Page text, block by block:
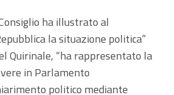
ha illustrato al
la situazione politica”
Quirinale, “ha rappresentato la
in Parlamento
politico mediante